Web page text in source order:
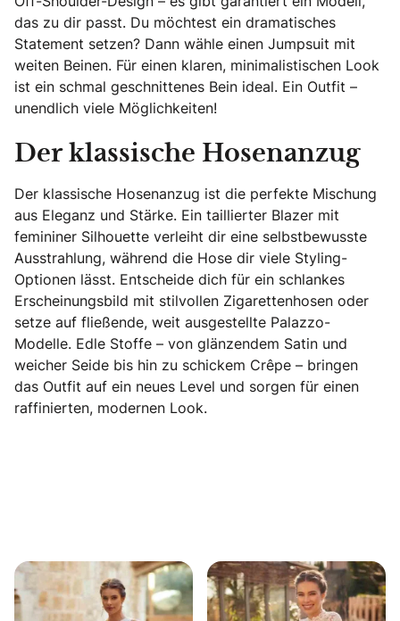
das zu dir passt. Du möchtest ein dramatisches
Statement setzen? Dann wähle einen Jumpsuit mit
weiten Beinen. Für einen klaren, minimalistischen Look
ist ein schmal geschnittenes Bein ideal. Ein Outfit –
unendlich viele Möglichkeiten!
Der klassische Hosenanzug
Der klassische Hosenanzug ist die perfekte Mischung
aus Eleganz und Stärke. Ein taillierter Blazer mit
femininer Silhouette verleiht dir eine selbstbewusste
Ausstrahlung, während die Hose dir viele Styling-
Optionen lässt. Entscheide dich für ein schlankes
Erscheinungsbild mit stilvollen Zigarettenhosen oder
setze auf fließende, weit ausgestellte Palazzo-
Modelle. Edle Stoffe – von glänzendem Satin und
weicher Seide bis hin zu schickem Crêpe – bringen
das Outfit auf ein neues Level und sorgen für einen
raffinierten, modernen Look.